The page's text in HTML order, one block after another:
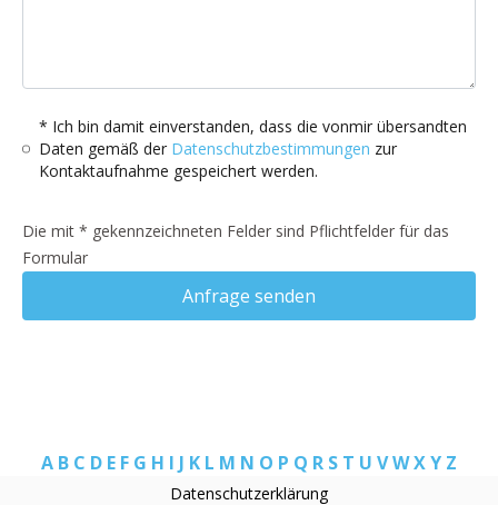
* Ich bin damit einverstanden, dass die vonmir übersandten
Daten gemäß der Datenschutzbestimmungen zur
Kontaktaufnahme gespeichert werden.
Die mit * gekennzeichneten Felder sind Pflichtfelder für das
Formular
Anfrage senden
A B C D E F G H I J K L M N O P Q R S T U VWXY Z
Datenschutzerklärung